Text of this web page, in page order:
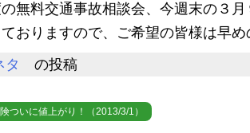
無料交通事故相談会、今週末の３月
おりますので、ご希望の皆様は早め
タ
の投稿
ついに値上がり！（2013/3/1）